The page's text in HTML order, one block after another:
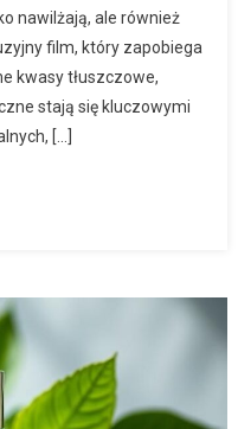
nawilżają, ale również
film, który zapobiega
kwasy tłuszczowe,
stają się kluczowymi
[…]